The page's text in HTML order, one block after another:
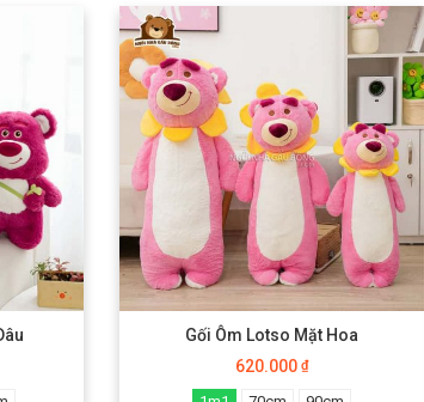
Gối Ôm Lotso Mặt Hoa
620.000 ₫